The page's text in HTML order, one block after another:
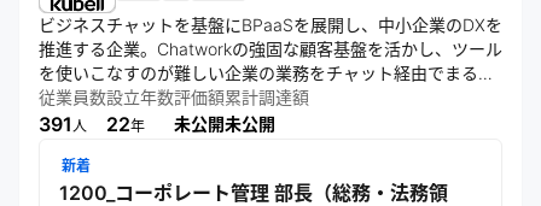
ビジネスチャットを基盤にBPaaSを展開し、中小企業のDXを
推進する企業。Chatworkの強固な顧客基盤を活かし、ツール
を使いこなすのが難しい企業の業務をチャット経由でまるご
と代行。「働くをもっと楽しく、創造的に」を掲げ、誰もが
クリエイティブな業務に集中し、一歩先の働き方を叶えられ
従業員数
391人
設立年数
22年
評価額
未公開
累計調達額
未公開
新着
1200_コーポレート管理 部長（総務・法務領